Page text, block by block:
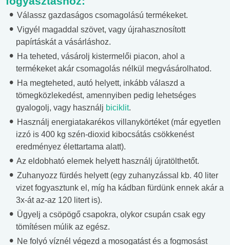
Válassz gazdaságos csomagolású termékeket.
Vigyél magaddal szövet, vagy újrahasznosított
papírtáskát a vásárláshoz.
Ha teheted, vásárolj kistermelői piacon, ahol a
termékeket akár csomagolás nélkül megvásárolhatod.
Ha megteheted, autó helyett, inkább válaszd a
tömegközlekedést, amennyiben pedig lehetséges
gyalogolj, vagy használj biciklit.
Használj energiatakarékos villanykörtéket (már egyetlen
izzó is 400 kg szén-dioxid kibocsátás csökkenést
eredményez élettartama alatt).
Az eldobható elemek helyett használj újratölthetőt.
Zuhanyozz fürdés helyett (egy zuhanyzással kb. 40 liter
vizet fogyasztunk el, míg ha kádban fürdünk ennek akár a
3x-át az-az 120 litert is).
Ügyelj a csöpögő csapokra, olykor csupán csak egy
tömítésen múlik az egész.
Ne folyó víznél végezd a mosogatást és a fogmosást